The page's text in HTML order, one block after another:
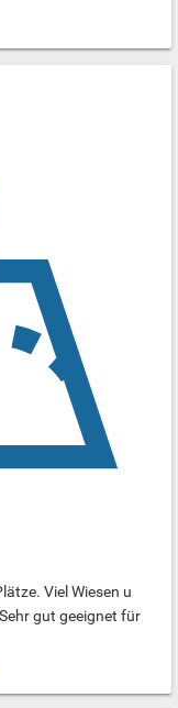
Viel Wiesen u
gut geeignet für